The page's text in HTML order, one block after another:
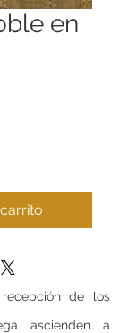
en
de los
ascienden a